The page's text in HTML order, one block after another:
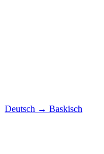
Deutsch → Baskisch